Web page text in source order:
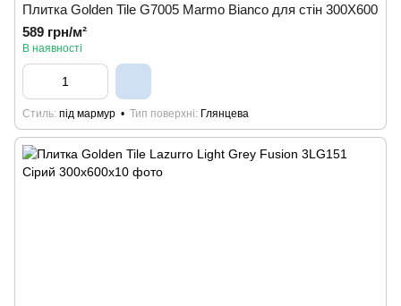
Плитка Golden Tile G7005 Marmo Bianco для стін 300Х600
589 грн/м²
В наявності
Стиль під мармур Тип поверхні Глянцева